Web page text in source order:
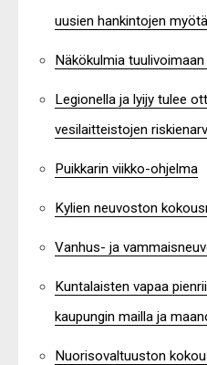
uusien hankintojen myötä
Näkökulmia
Legionella ja lyijy tulee
vesilaitteistojen
Puikkarin viikko-ohjelma
Kylien neuvoston
Vanhus- ja
Kuntalaisten vapaa
kaupungin mailla ja
Nuorisovaltuuston